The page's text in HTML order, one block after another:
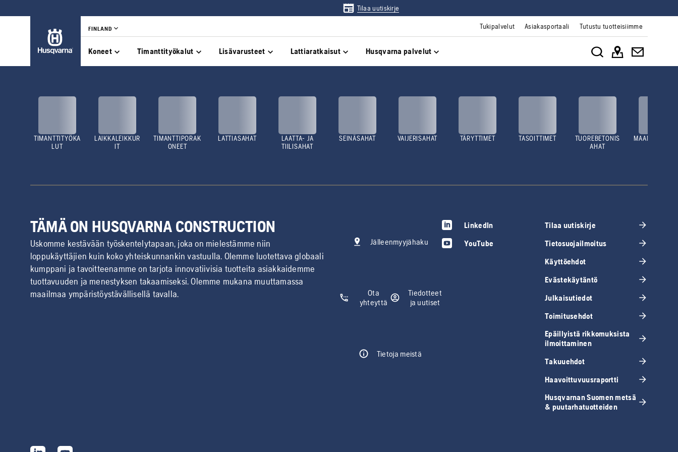
Tilaa uutiskirje
FINLAND Tukipalvelut Asiakasportaali Tutustu tuotteisiimme
Koneet Timanttityökalut Lisävarusteet Lattiaratkaisut Husqvarna palvelut
TIMANTTITYÖKA
LUT
LAIKKALEIKKUR
IT
TIMANTTIPORAK
ONEET
LATTIASAHAT
LAATTA- JA
TIILISAHAT
SEINÄSAHAT VAIJERISAHAT TÄRYTTIMET TASOITTIMET
TUOREBETONIS
AHAT
TÄMÄ ON HUSQVARNA CONSTRUCTION
Uskomme kestävään työskentelytapaan, joka on mielestämme niin
loppukäyttäjien kuin koko yhteiskunnankin vastuulla. Olemme luotettava globaali
kumppani ja tavoitteenamme on tarjota innovatiivisia tuotteita asiakkaidemme
tuottavuuden ja menestyksen takaamiseksi. Olemme mukana muuttamassa
maailmaa ympäristöystävällisellä tavalla.
Jälleenmyyjähaku
Ota
yhteyttä
Tiedotteet
ja uutiset
Tietoja meistä
LinkedIn
YouTube
Tilaa uutiskirje
Tietosuojailmoitus
Käyttöehdot
Evästekäytäntö
Julkaisutiedot
Toimitusehdot
Epäillyistä rikkomuksista
ilmoittaminen
Takuuehdot
Haavoittuvuusraportti
Husqvarnan Suomen metsä
& puutarhatuotteiden